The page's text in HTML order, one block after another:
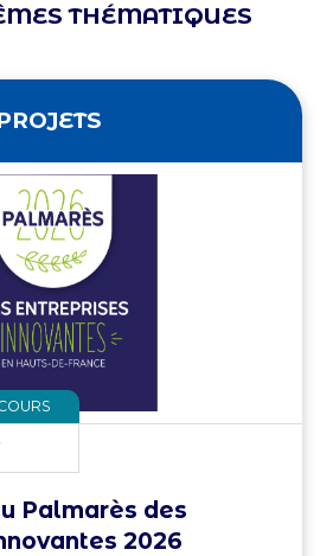
THÉMATIQUES
Palmarès des
2026